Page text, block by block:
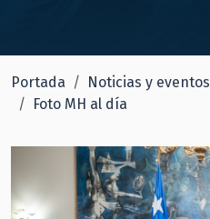
Portada Noticias y eventos
Foto MH al día